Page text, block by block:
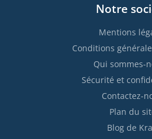
Notre
Mentions
Conditions
Qui sommes-
Sécurité et
Contactez-
Plan du
Blog de